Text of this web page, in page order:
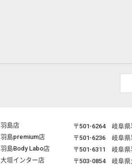
羽島店 〒501-6264 岐阜
羽島premium店
〒501-6236 岐阜
羽島Body Labo店
〒501-6311 岐阜
大垣インター店
〒503-0854 岐阜